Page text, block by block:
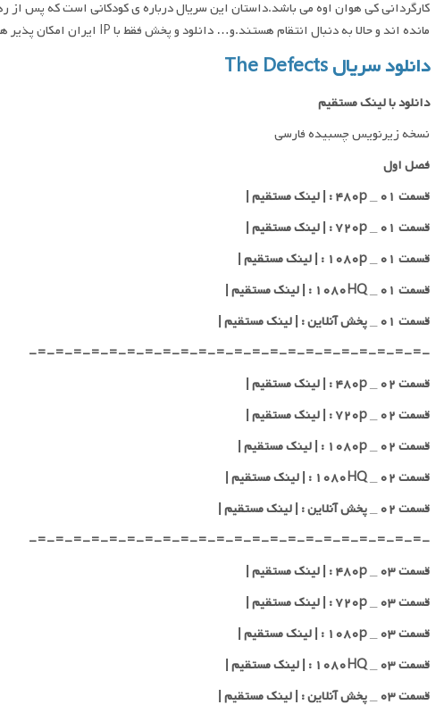
کارگردانی کی هوان اوه می باشد.داستان این سریال درباره ی کودکانی است که پس
مانده اند و حالا به دنبال انتقام هستند.و… دانلود و پخش فقط با IP ایران امکان پذیر هست
دانلود سریال The Defects
دانلود با لینک مستقیم
نسخه زیرنویس چسبیده فارسی
فصل اول
قسمت ۰۱ _ ۴۸۰p : | لینک مستقیم |
قسمت ۰۱ _ ۷۲۰p : | لینک مستقیم |
قسمت ۰۱ _ ۱۰۸۰p : | لینک مستقیم |
قسمت ۰۱ _ ۱۰۸۰HQ : | لینک مستقیم |
قسمت ۰۱ _ پخش آنلاین : | لینک مستقیم |
-=-=-=-=-=-=-=-=-=-=-=-=-=-=-=-=-=-=-=-=-=-=-
قسمت ۰۲ _ ۴۸۰p : | لینک مستقیم |
قسمت ۰۲ _ ۷۲۰p : | لینک مستقیم |
قسمت ۰۲ _ ۱۰۸۰p : | لینک مستقیم |
قسمت ۰۲ _ ۱۰۸۰HQ : | لینک مستقیم |
قسمت ۰۲ _ پخش آنلاین : | لینک مستقیم |
-=-=-=-=-=-=-=-=-=-=-=-=-=-=-=-=-=-=-=-=-=-=-
قسمت ۰۳ _ ۴۸۰p : | لینک مستقیم |
قسمت ۰۳ _ ۷۲۰p : | لینک مستقیم |
قسمت ۰۳ _ ۱۰۸۰p : | لینک مستقیم |
قسمت ۰۳ _ ۱۰۸۰HQ : | لینک مستقیم |
قسمت ۰۳ _ پخش آنلاین : | لینک مستقیم |